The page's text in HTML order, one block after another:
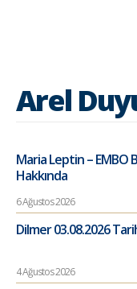
Arel
Maria Leptin – EMBO
Hakkında
6 Ağustos 2026
Dilmer 03.08.2026
4 Ağustos 2026